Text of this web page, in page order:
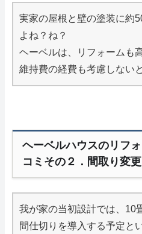
実家の屋根と壁の塗装に約
よね？ね？
ヘーベルは、リフォームも
維持費の経費も考慮しない
ヘーベルハウスのリフ
コミその２．間取り変更
我が家の当初設計では、10
間仕切りを導入する予定と